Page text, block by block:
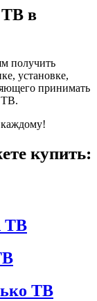
ТВ в
получить
установке,
принимать
ТВ.
каждому!
купить:
ТВ
ТВ